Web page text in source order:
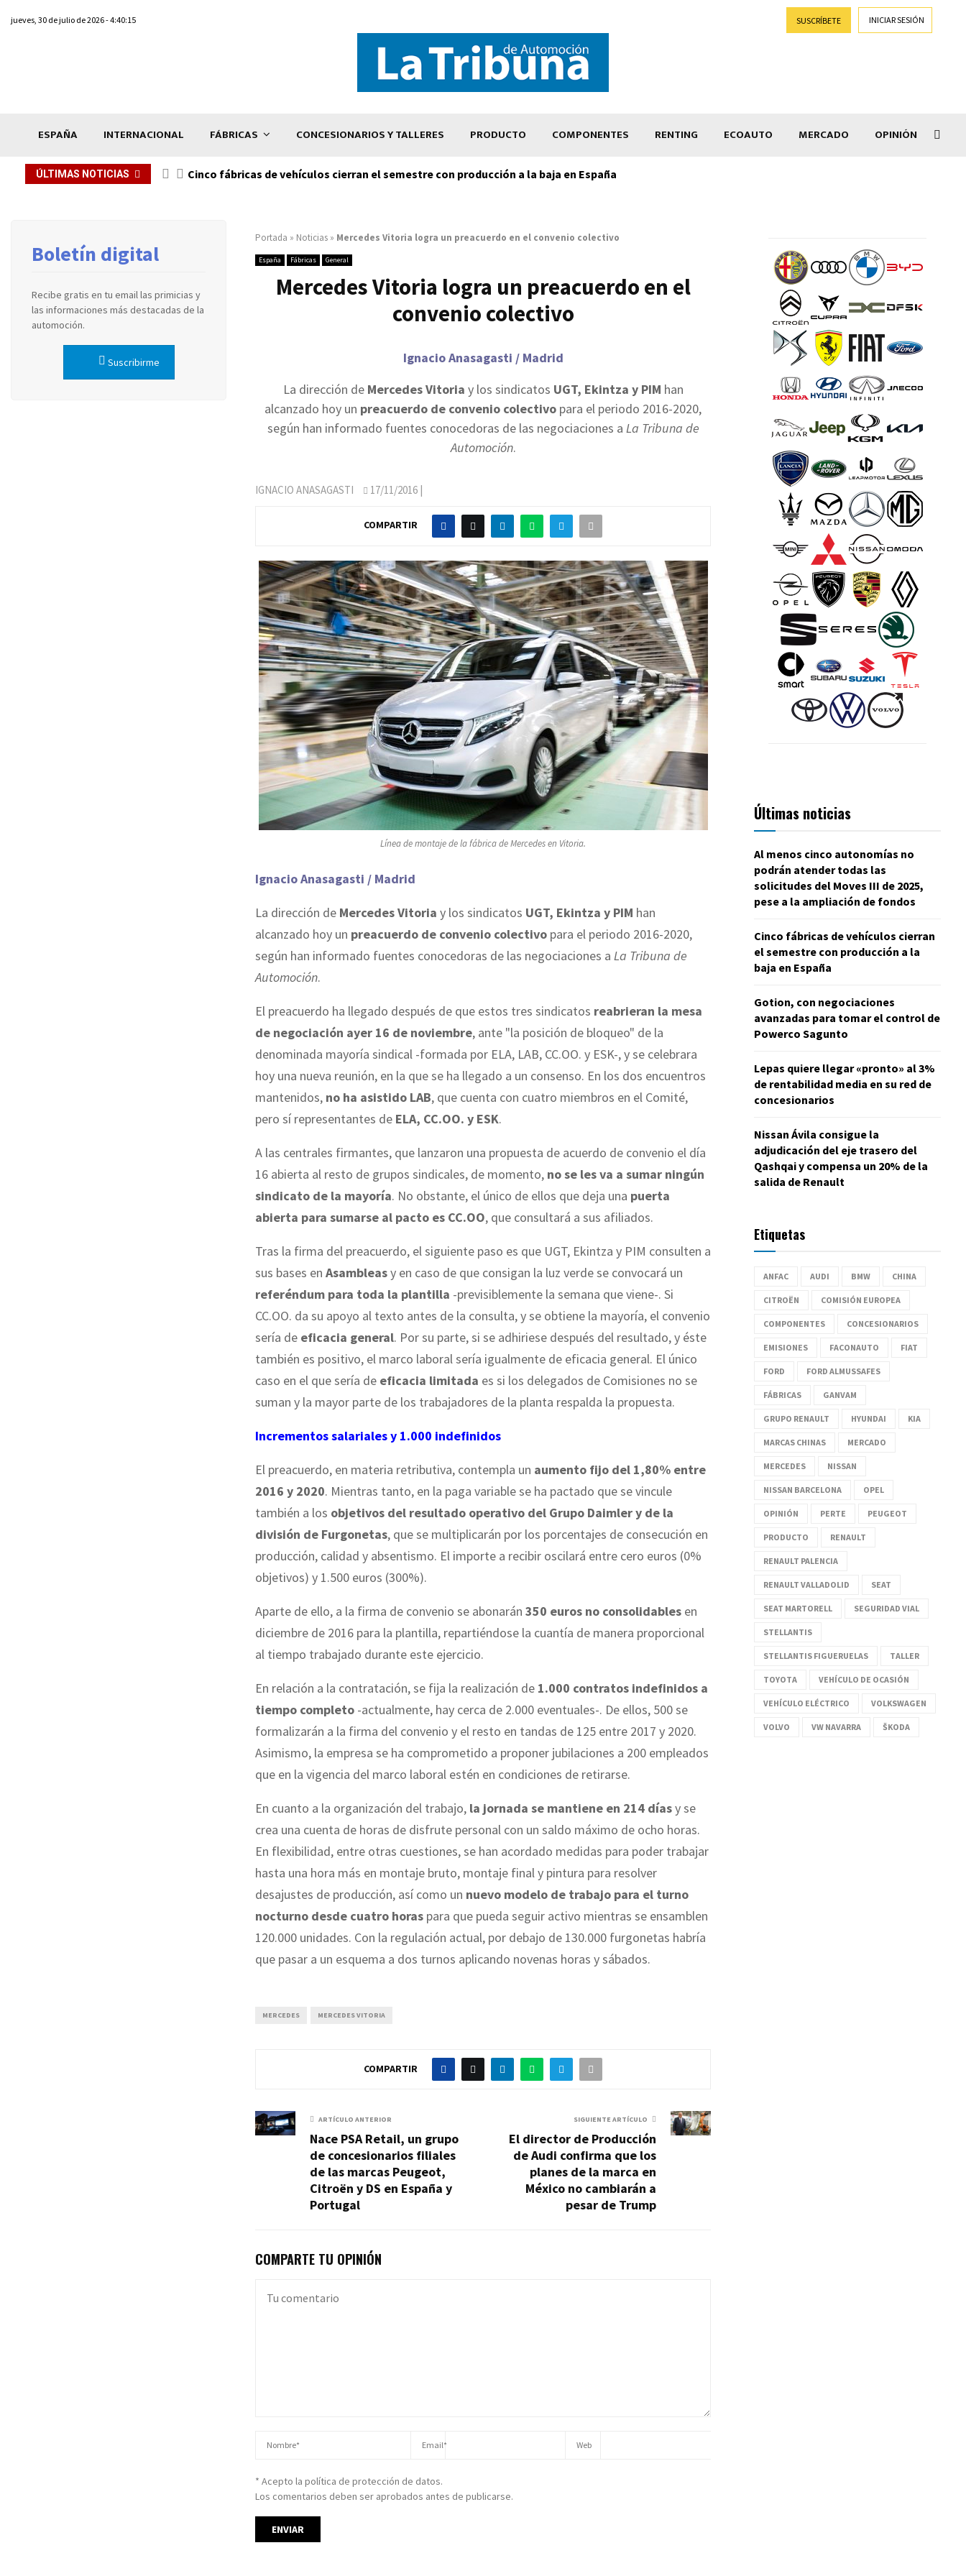
jueves, 30 de julio de 2026 - 4:40:15 SUSCRÍBETE INICIAR SESIÓN
ESPAÑA INTERNACIONAL FÁBRICAS CONCESIONARIOS Y TALLERES PRODUCTO COMPONENTES RENTING ECOAUTO MERCADO OPINIÓN
ÚLTIMAS NOTICIAS Cinco fábricas de vehículos cierran el semestre con producción a la baja en España
Portada » Noticias » Mercedes Vitoria logra un preacuerdo en el convenio colectivo
España Fábricas General
Mercedes Vitoria logra un preacuerdo en el
convenio colectivo
Ignacio Anasagasti / Madrid
La dirección de Mercedes Vitoria y los sindicatos UGT, Ekintza y PIM han
alcanzado hoy un preacuerdo de convenio colectivo para el periodo 2016-2020,
según han informado fuentes conocedoras de las negociaciones a La Tribuna de
Automoción.
IGNACIO ANASAGASTI 17/11/2016 |
COMPARTIR
Línea de montaje de la fábrica de Mercedes en Vitoria.
Ignacio Anasagasti / Madrid
La dirección de Mercedes Vitoria y los sindicatos UGT, Ekintza y PIM han
alcanzado hoy un preacuerdo de convenio colectivo para el periodo 2016-2020,
según han informado fuentes conocedoras de las negociaciones a La Tribuna de
Automoción.
El preacuerdo ha llegado después de que estos tres sindicatos reabrieran la mesa
de negociación ayer 16 de noviembre, ante "la posición de bloqueo" de la
denominada mayoría sindical -formada por ELA, LAB, CC.OO. y ESK-, y se celebrara
hoy una nueva reunión, en la que se ha llegado a un consenso. En los dos encuentros
mantenidos, no ha asistido LAB, que cuenta con cuatro miembros en el Comité,
pero sí representantes de ELA, CC.OO. y ESK.
A las centrales firmantes, que lanzaron una propuesta de acuerdo de convenio el día
16 abierta al resto de grupos sindicales, de momento, no se les va a sumar ningún
sindicato de la mayoría. No obstante, el único de ellos que deja una puerta
abierta para sumarse al pacto es CC.OO, que consultará a sus afiliados.
Tras la firma del preacuerdo, el siguiente paso es que UGT, Ekintza y PIM consulten a
sus bases en Asambleasy en caso de que consigan la luz verde se convocará un
referéndum para toda la plantilla -previsiblemente la semana que viene-. Si
CC.OO. da su apoyo al texto antes de la consulta, y se obtiene la mayoría, el convenio
sería de eficacia general. Por su parte, si se adhiriese después del resultado, y éste
también es positivo, el marco laboral sería igualmente de eficacia general. El único
caso en el que sería de eficacia limitada es si los delegados de Comisiones no se
suman y la mayor parte de los trabajadores de la planta respalda la propuesta.
Incrementos salariales y 1.000 indefinidos
El preacuerdo, en materia retributiva, contempla un aumento fijo del 1,80% entre
2016 y 2020. Mientras tanto, en la paga variable se ha pactado que se vincule
también a los objetivos del resultado operativo del Grupo Daimler y de la
división de Furgonetas, que se multiplicarán por los porcentajes de consecución en
producción, calidad y absentismo. El importe a recibir oscilará entre cero euros (0%
objetivos) y 1.500 euros (300%).
Aparte de ello, a la firma de convenio se abonarán 350 euros no consolidables en
diciembre de 2016 para la plantilla, repartiéndose la cuantía de manera proporcional
al tiempo trabajado durante este ejercicio.
En relación a la contratación, se fija la realización de 1.000 contratos indefinidos a
tiempo completo -actualmente, hay cerca de 2.000 eventuales-. De ellos, 500 se
formalizarán a la firma del convenio y el resto en tandas de 125 entre 2017 y 2020.
Asimismo, la empresa se ha comprometido a proponer jubilaciones a 200 empleados
que en la vigencia del marco laboral estén en condiciones de retirarse.
En cuanto a la organización del trabajo, la jornada se mantiene en 214 díasy se
crea una cuenta de horas de disfrute personal con un saldo máximo de ocho horas.
En flexibilidad, entre otras cuestiones, se han acordado medidas para poder trabajar
hasta una hora más en montaje bruto, montaje final y pintura para resolver
desajustes de producción, así como un nuevo modelo de trabajo para el turno
nocturno desde cuatro horas para que pueda seguir activo mientras se ensamblen
120.000 unidades. Con la regulación actual, por debajo de 130.000 furgonetas habría
que pasar a un esquema a dos turnos aplicando novenas horas y sábados.
MERCEDES MERCEDES VITORIA
COMPARTIR
ARTÍCULO ANTERIOR
Nace PSA Retail, un grupo
de concesionarios filiales
de las marcas Peugeot,
Citroën y DS en España y
Portugal
SIGUIENTE ARTÍCULO
El director de Producción
de Audi confirma que los
planes de la marca en
México no cambiarán a
pesar de Trump
COMPARTE TU OPINIÓN
* Acepto la política de protección de datos.
Los comentarios deben ser aprobados antes de publicarse.
Boletín digital
Recibe gratis en tu email las primicias y
las informaciones más destacadas de la
automoción.
Suscribirme
Últimas noticias
Al menos cinco autonomías no
podrán atender todas las
solicitudes del Moves III de 2025,
pese a la ampliación de fondos
Cinco fábricas de vehículos cierran
el semestre con producción a la
baja en España
Gotion, con negociaciones
avanzadas para tomar el control de
Powerco Sagunto
Lepas quiere llegar «pronto» al 3%
de rentabilidad media en su red de
concesionarios
Nissan Ávila consigue la
adjudicación del eje trasero del
Qashqai y compensa un 20% de la
salida de Renault
Etiquetas
ANFAC AUDI BMW CHINA
CITROËN COMISIÓN EUROPEA
COMPONENTES CONCESIONARIOS
EMISIONES FACONAUTO FIAT
FORD FORD ALMUSSAFES
FÁBRICAS GANVAM
GRUPO RENAULT HYUNDAI KIA
MARCAS CHINAS MERCADO
MERCEDES NISSAN
NISSAN BARCELONA OPEL
OPINIÓN PERTE PEUGEOT
PRODUCTO RENAULT
RENAULT PALENCIA
RENAULT VALLADOLID SEAT
SEAT MARTORELL SEGURIDAD VIAL
STELLANTIS
STELLANTIS FIGUERUELAS TALLER
TOYOTA VEHÍCULO DE OCASIÓN
VEHÍCULO ELÉCTRICO VOLKSWAGEN
VOLVO VW NAVARRA ŠKODA